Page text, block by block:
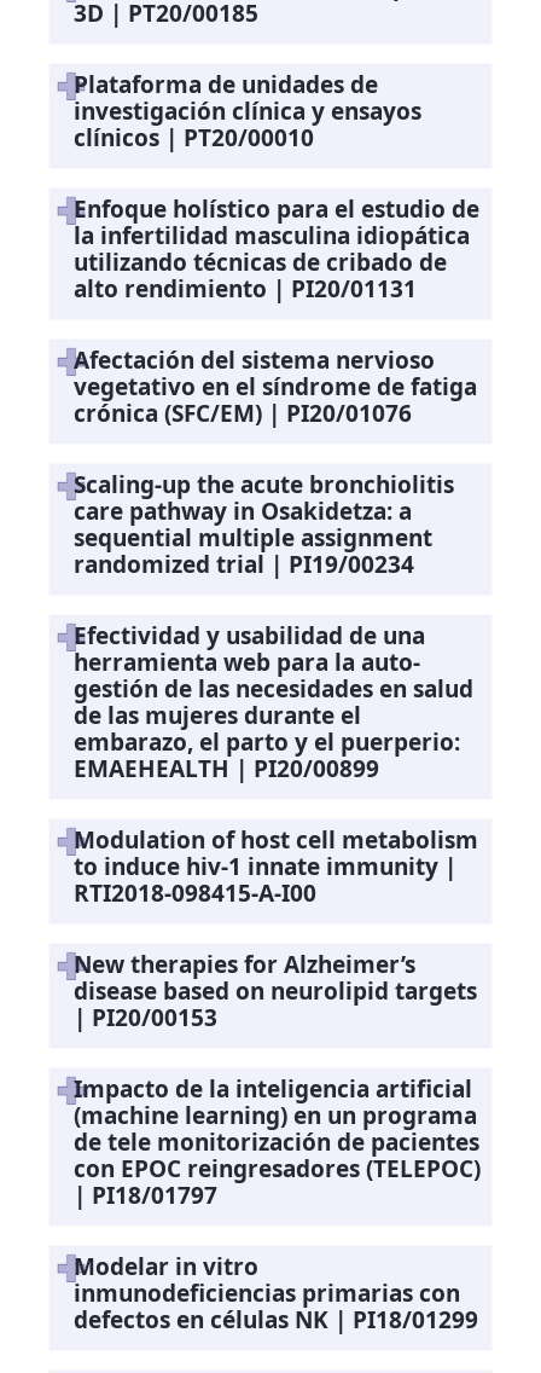
3D | PT20/00185
Plataforma de unidades de
investigación clínica y ensayos
clínicos | PT20/00010
Enfoque holístico para el estudio de
la infertilidad masculina idiopática
utilizando técnicas de cribado de
alto rendimiento | PI20/01131
Afectación del sistema nervioso
vegetativo en el síndrome de fatiga
crónica (SFC/EM) | PI20/01076
Scaling-up the acute bronchiolitis
care pathway in Osakidetza: a
sequential multiple assignment
randomized trial | PI19/00234
Efectividad y usabilidad de una
herramienta web para la auto-
gestión de las necesidades en salud
de las mujeres durante el
embarazo, el parto y el puerperio:
EMAEHEALTH | PI20/00899
Modulation of host cell metabolism
to induce hiv-1 innate immunity |
RTI2018-098415-A-I00
New therapies for Alzheimer’s
disease based on neurolipid targets
| PI20/00153
Impacto de la inteligencia artificial
(machine learning) en un programa
de tele monitorización de pacientes
con EPOC reingresadores (TELEPOC)
| PI18/01797
Modelar in vitro
inmunodeficiencias primarias con
defectos en células NK | PI18/01299